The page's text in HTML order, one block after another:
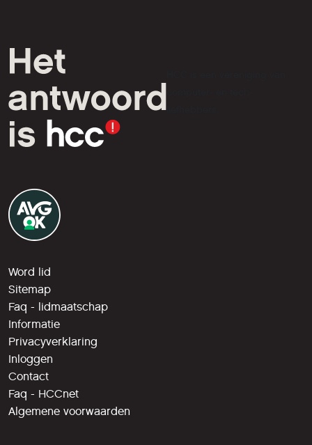
liefhebbers.
Word lid
Sitemap
Faq - lidmaatschap
Informatie
Privacyverklaring
Inloggen
Contact
Faq - HCCnet
Algemene voorwaarden